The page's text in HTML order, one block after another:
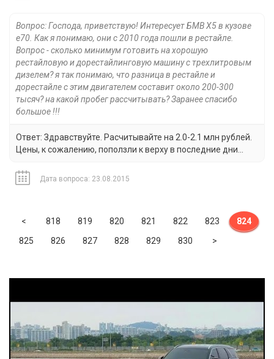
Вопрос: Господа, приветствую! Интересует БМВ Х5 в кузове
е70. Как я понимаю, они с 2010 года пошли в рестайле.
Вопрос - сколько минимум готовить на хорошую
рестайловую и дорестайлинговую машину с трехлитровым
дизелем? я так понимаю, что разница в рестайле и
дорестайле с этим двигателем составит около 200-300
тысяч? на какой пробег рассчитывать? Заранее спасибо
большое !!!
Ответ: Здравствуйте. Расчитывайте на 2.0-2.1 млн рублей.
Цены, к сожалению, поползли к верху в последние дни...
Дата вопроса: 23.08.2015
< Previous
818 819 820 821 822 823
824
825
826 827 828 829 830 >